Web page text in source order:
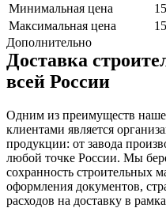
Минимальная цена
Максимальная цена
Дополнительно
Доставка
всей России
Одним из преимуществ
клиентами является
продукции: от завода
любой точке России. Мы
сохранность строительных
оформления документов,
расходов на доставку в